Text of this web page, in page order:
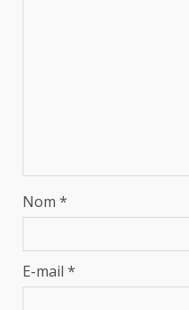
Nom *
E-mail *